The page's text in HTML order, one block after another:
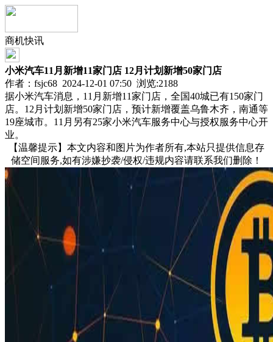
商机快讯
小米汽车11月新增11家门店 12月计划新增50家门店
作者：fsjc68 2024-12-01 07:50 浏览:2188
据小米汽车消息，11月新增11家门店，全国40城已有150家门
店。12月计划新增50家门店，预计新增覆盖乌鲁木齐，南通等
19座城市。11月另有25家小米汽车服务中心与授权服务中心开
业。
【温馨提示】本文内容和图片为作者所有,本站只提供信息存
储空间服务,如有涉嫌抄袭/侵权/违规内容请联系我们删除！